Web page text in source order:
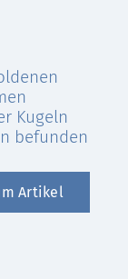
Kugeln
befunden
Artikel